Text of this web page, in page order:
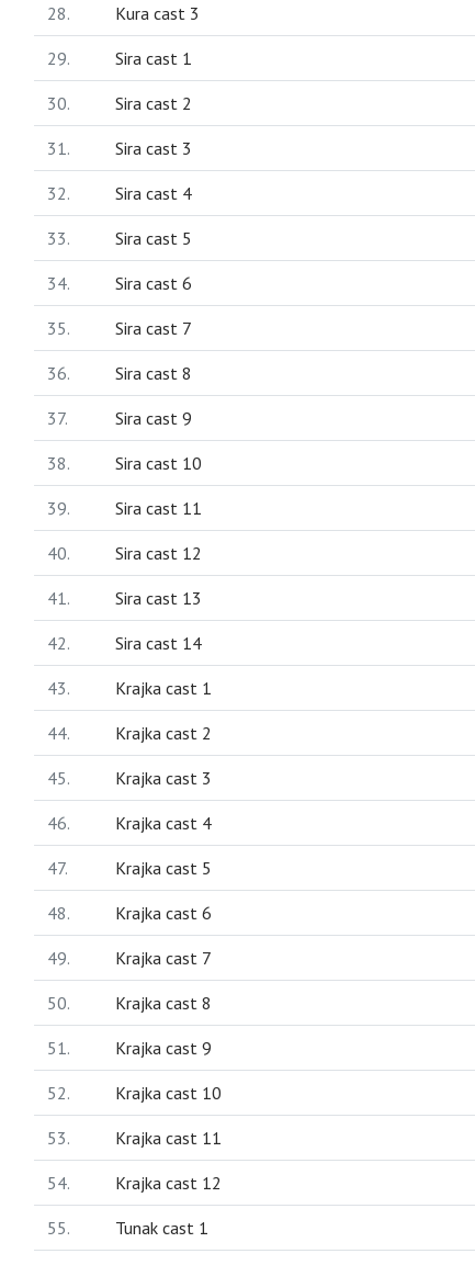
28. Kura cast 3
29. Sira cast 1
30. Sira cast 2
31. Sira cast 3
32. Sira cast 4
33. Sira cast 5
34. Sira cast 6
35. Sira cast 7
36. Sira cast 8
37. Sira cast 9
38. Sira cast 10
39. Sira cast 11
40. Sira cast 12
41. Sira cast 13
42. Sira cast 14
43. Krajka cast 1
44. Krajka cast 2
45. Krajka cast 3
46. Krajka cast 4
47. Krajka cast 5
48. Krajka cast 6
49. Krajka cast 7
50. Krajka cast 8
51. Krajka cast 9
52. Krajka cast 10
53. Krajka cast 11
54. Krajka cast 12
55. Tunak cast 1